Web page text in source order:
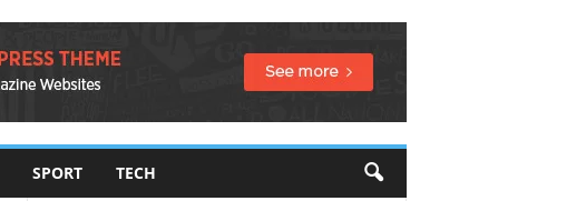
SPORT TECH